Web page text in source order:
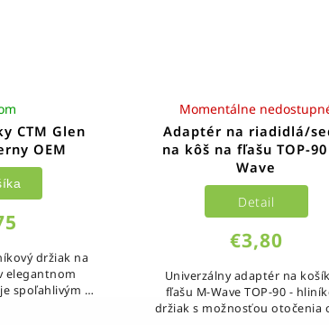
CTM Glen
OEM
držiak na
elegantnom
spoľahlivým a
Adaptér na riadidlá/
na kôš na fľašu TOP-
Wave
Momentálne
€3,80
Detail
Univerzálny adaptér na
fľašu M-Wave TOP-90 -
držiak s možnosťou otočenia